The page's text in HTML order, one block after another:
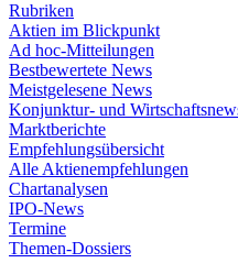
Rubriken
Aktien im Blickpunkt
Ad hoc-Mitteilungen
Bestbewertete News
Meistgelesene News
Konjunktur- und
Marktberichte
Empfehlungsübersicht
Alle Aktienempfehlungen
Chartanalysen
IPO-News
Termine
Themen-Dossiers